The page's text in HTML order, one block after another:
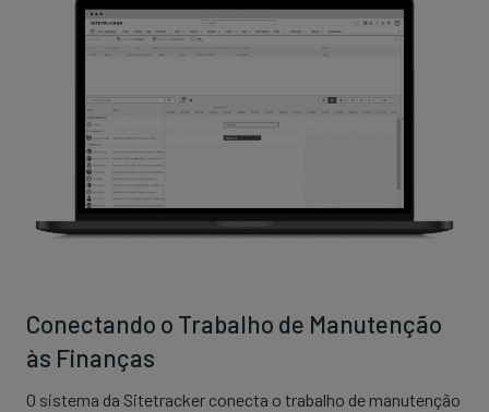
Conectando o Trabalho de Manutenção
às Finanças
O sistema da Sitetracker conecta o trabalho de manutenção